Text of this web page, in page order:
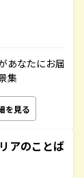
あなたにお届
集
を見る
アのことば